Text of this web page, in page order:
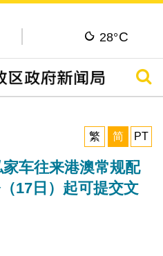
28°C
搜寻
繁
简 PT
车往来港澳常规配
17日）起可提交文